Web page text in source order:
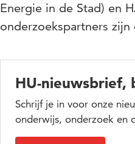
Energie in de Stad) en
onderzoekspartners
HU-nieuwsbrief,
Schrijf je in voor onze
onderwijs, onderzoek en